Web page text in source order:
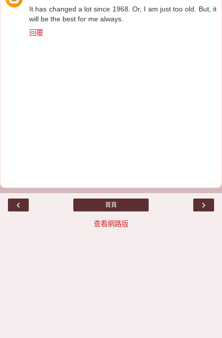
It has changed a lot since 1968. Or, I am just too old. But, it
will be the best for me always.
回覆
‹ ›
首頁
查看網路版